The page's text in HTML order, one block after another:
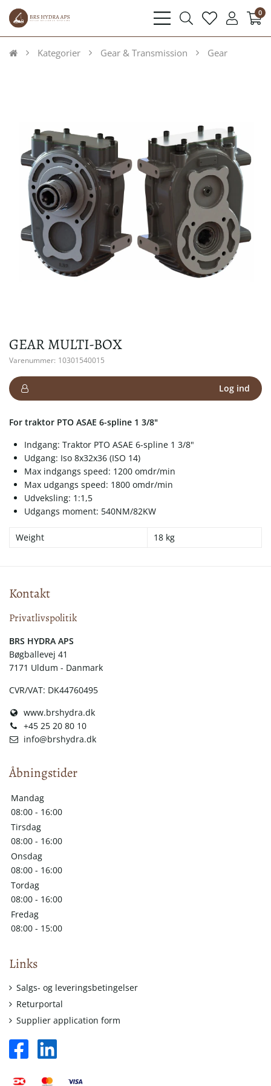
bars
searchheart user 0
Kategorier Gear & Transmission Gear
GEAR MULTI-BOX
Varenummer: 10301540015
Log ind
For traktor PTO ASAE 6-spline 1 3/8"
Indgang: Traktor PTO ASAE 6-spline 1 3/8"
Udgang: Iso 8x32x36 (ISO 14)
Max indgangs speed: 1200 omdr/min
Max udgangs speed: 1800 omdr/min
Udveksling: 1:1,5
Udgangs moment: 540NM/82KW
Weight 18 kg
Kontakt
Privatlivspolitik
​​BRS HYDRA APS
Bøgballevej 41
7171 Uldum - Danmark
CVR/VAT: DK44760495
www.brshydra.dk
+45 25 20 80 10
info@brshydra.dk
Åbningstider
Mandag
08:00 - 16:00
Tirsdag
08:00 - 16:00
Onsdag
08:00 - 16:00
Tordag
08:00 - 16:00
Fredag
08:00 - 15:00
Links
Salgs- og leveringsbetingelser
Returportal
Supplier application form
facebook
square